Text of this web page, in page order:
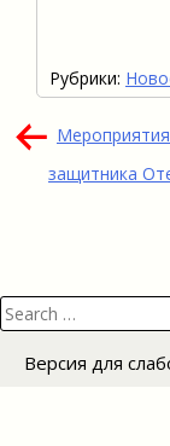
Рубрики:
Навигация
по
защитника
Search
for:
Версия для